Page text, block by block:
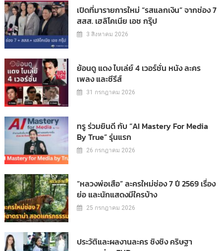
เปิดที่มารายการใหม่ “รสแลกเงิน” จากช่อง 7
สสส. เฮลิโคเนีย เอช กรุ๊ป
3 สิงหาคม 2026
ย้อนดู แดง ไบเล่ย์ 4 เวอร์ชั่น หนัง ละคร
เพลง และซีรีส์
31 กรกฎาคม 2026
ทรู ร่วมยินดี กับ “AI Mastery For Media
By True” รุ่นแรก
26 กรกฎาคม 2026
“หลวงพ่อเสือ” ละครใหม่ช่อง 7 ปี 2569 เรื่อง
ย่อ และนักแสดงมีใครบ้าง
25 กรกฎาคม 2026
ประวัติและผลงานละคร ชิงชิง คริษฐา